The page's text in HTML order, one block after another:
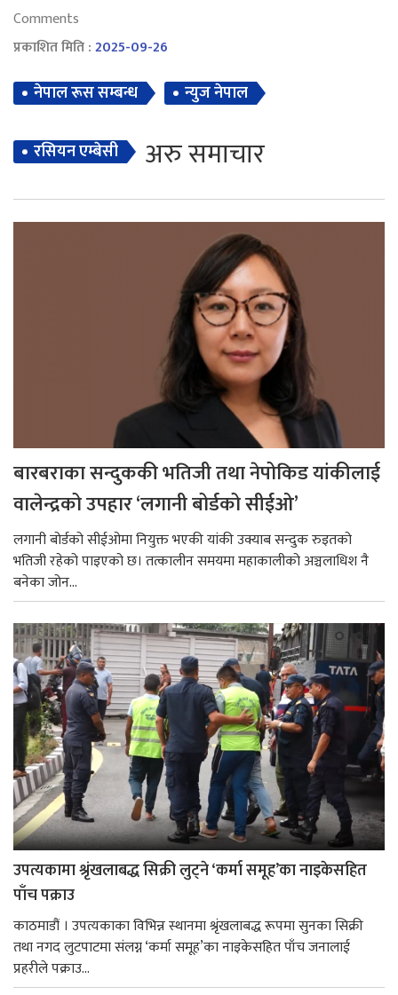
Comments
प्रकाशित मिति :2025-09-26
नेपाल रूस सम्बन्ध न्युज नेपाल
रसियन एम्बेसी अरु समाचार
बारबराका सन्दुककी भतिजी तथा नेपोकिड यांकीलाई
वालेन्द्रको उपहार ‘लगानी बोर्डको सीईओ’
लगानी बोर्डको सीईओमा नियुक्त भएकी यांकी उक्याब सन्दुक रुइतको
भतिजी रहेको पाइएको छ। तत्कालीन समयमा महाकालीको अञ्चलाधिश नै
बनेका जोन...
उपत्यकामा श्रृंखलाबद्ध सिक्री लुट्ने ‘कर्मा समूह’का नाइकेसहित
पाँच पक्राउ
काठमाडौं । उपत्यकाका विभिन्न स्थानमा श्रृंखलाबद्ध रूपमा सुनका सिक्री
तथा नगद लुटपाटमा संलग्न ‘कर्मा समूह’का नाइकेसहित पाँच जनालाई
प्रहरीले पक्राउ...